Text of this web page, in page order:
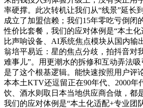
率硬撑。此次转机让我们从“线景”延长
成立了加盟信赖；我们15年零吃亏倒闭
性价比套餐，我们的应对体例是“本土
比声响设备、AI系统焦点模块从国内输
翁培平易近：星的焦点分歧，拍抖音对
难事儿”。用更潮水的拆修和互动弄法
是了这个根基逻辑。能快速按照用户评
本本土KTV还逗留正在90年代、2000年
饮、酒水则取日本当地供应商合做，都
我们的应对体例是“本土化适配+专业团